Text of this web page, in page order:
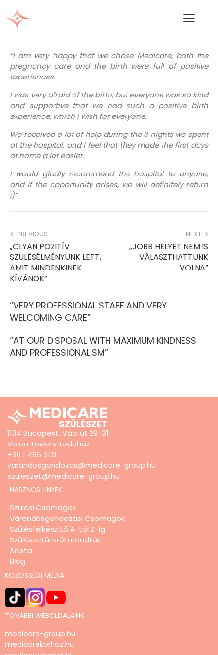
“I am very happy that we chose Medicare, both the
pregnancy care and the birth were full of positive
experiences.
I was very afraid of the birth, but everyone was so kind
and supportive that we had such a positive birth
experience, which I wish for everyone.
We received a lot of help during the 3 nights we spent
at the hospital, and I feel that they made the first days
at home a lot easier.
I would gladly recommend the hospital to anyone,
and if the opportunity arises, we will definitely return
:)”
PREVIOUS
„OLYAN POZITÍV
SZÜLÉSÉLMÉNYÜNK LETT,
AMIT MINDENKINEK
KÍVÁNOK”
NEXT
„JOBB HELYET NEM IS
VÁLASZTHATTUNK
VOLNA”
“VERY PROFESSIONAL STAFF AND VERY
WELCOMING CARE”
“AT OUR DISPOSAL WITH MAXIMUM KINDNESS
AND PROFESSIONALISM”
1134 Budapest, Váci út 29-31.
Vision Towers irodaház
+36 1 465 3131
varandosgondozas@medicare-group.hu
szuleszet@medicare-group.hu
HASZNOS LINKEK
Szülési Csomagok
Várandósgondozási Csomagok
Szülésfelkészítő A-tól Z-ig
Szülészetünkről mondták
Árlista
Blog
KÖZÖSSÉGI MÉDIA
TOVÁBBI WEBOLDALAINK
medicare-group.hu
medicarekorhaz.hu